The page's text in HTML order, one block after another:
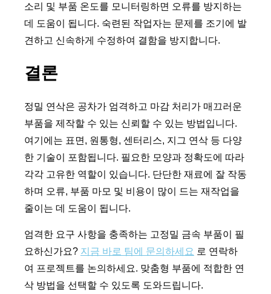
소리 및 부품 온도를 모니터링하면 오류를 방지하는
데 도움이 됩니다. 숙련된 작업자는 문제를 조기에 발
견하고 신속하게 수정하여 결함을 방지합니다.
결론
정밀 연삭은 공차가 엄격하고 마감 처리가 매끄러운
부품을 제작할 수 있는 신뢰할 수 있는 방법입니다.
여기에는 표면, 원통형, 센터리스, 지그 연삭 등 다양
한 기술이 포함됩니다. 필요한 모양과 정확도에 따라
각각 고유한 역할이 있습니다. 단단한 재료에 잘 작동
하며 오류, 부품 마모 및 비용이 많이 드는 재작업을
줄이는 데 도움이 됩니다.
엄격한 요구 사항을 충족하는 고정밀 금속 부품이 필
요하신가요? 지금 바로 팀에 문의하세요 로 연락하
여 프로젝트를 논의하세요. 맞춤형 부품에 적합한 연
삭 방법을 선택할 수 있도록 도와드립니다.